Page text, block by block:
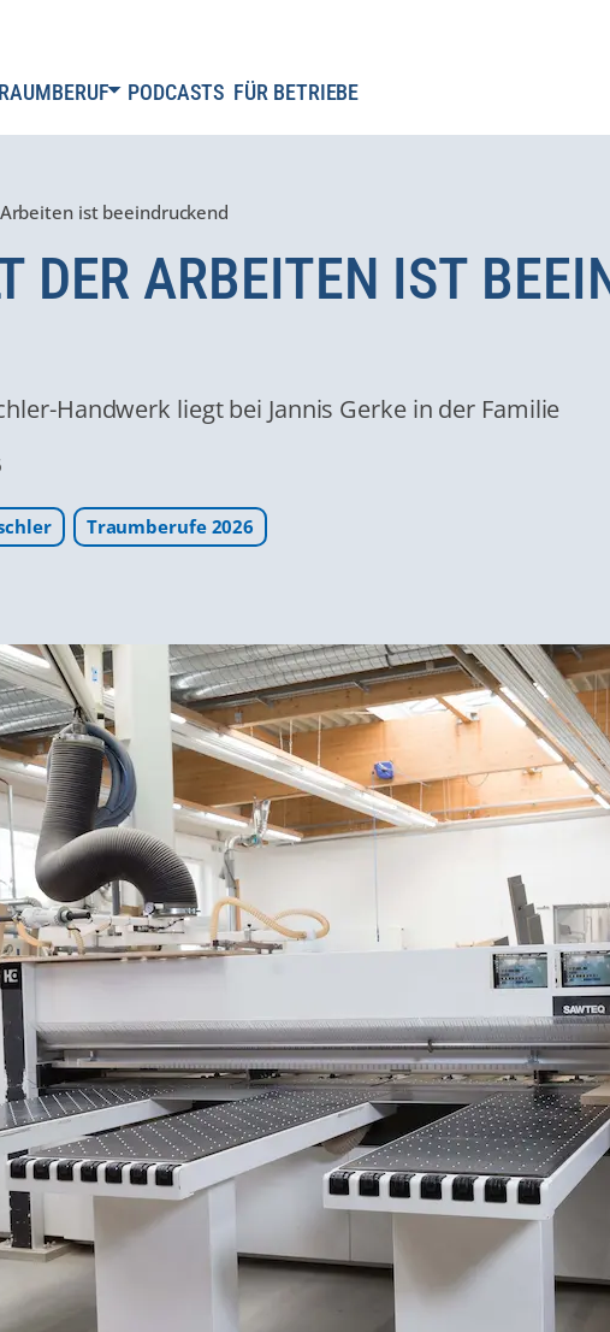
PODCASTS FÜR BETRIEBE
ist beeindruckend
DER ARBEITEN IST
Handwerk liegt bei Jannis Gerke in der Familie
Traumberufe 2026